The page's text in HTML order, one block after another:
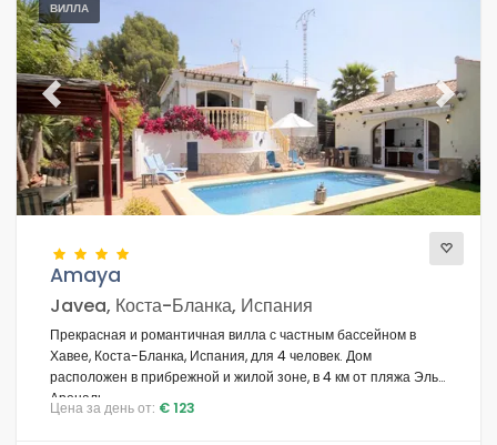
ВИЛЛА
Previous Next
Amaya
Javea, Коста-Бланка, Испания
Прекрасная и романтичная вилла с частным бассейном в
Хавее, Коста-Бланка, Испания, для 4 человек. Дом
расположен в прибрежной и жилой зоне, в 4 км от пляжа Эль-
Ареналь.
Цена за день от: € 123